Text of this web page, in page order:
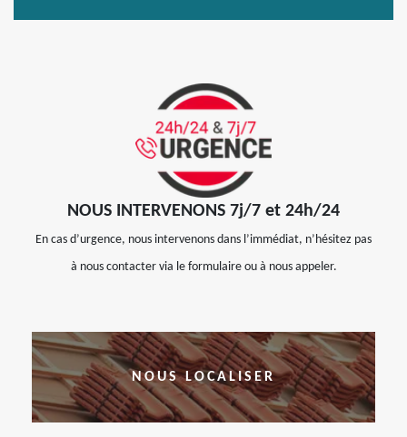
NOUS INTERVENONS 7j/7 et 24h/24
En cas d’urgence, nous intervenons dans l’immédiat, n’hésitez pas
à nous contacter via le formulaire ou à nous appeler.
NOUS LOCALISER